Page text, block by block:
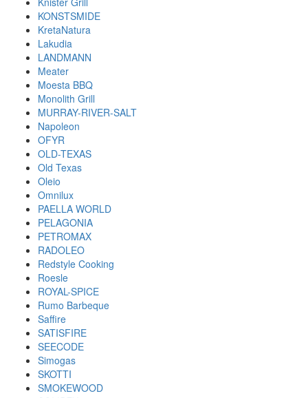
KONSTSMIDE
KretaNatura
Lakudia
LANDMANN
Meater
Moesta BBQ
Monolith Grill
MURRAY-RIVER-SALT
Napoleon
OFYR
OLD-TEXAS
Old Texas
Oleio
Omnilux
PAELLA WORLD
PELAGONIA
PETROMAX
RADOLEO
Redstyle Cooking
Roesle
ROYAL-SPICE
Rumo Barbeque
Saffire
SATISFIRE
SEECODE
Simogas
SKOTTI
SMOKEWOOD